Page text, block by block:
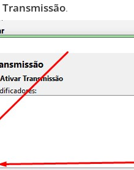
Transmissão.